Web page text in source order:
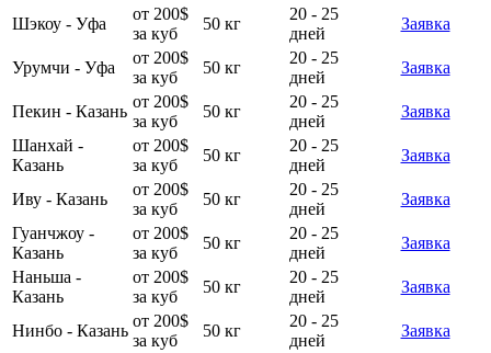
Шэкоу - Уфа
от 200$
за куб
50 кг
20 - 25
дней
Заявка
Урумчи - Уфа
от 200$
за куб
50 кг
20 - 25
дней
Заявка
Пекин - Казань
от 200$
за куб
50 кг
20 - 25
дней
Заявка
Шанхай -
Казань
от 200$
за куб
50 кг
20 - 25
дней
Заявка
Иву - Казань
от 200$
за куб
50 кг
20 - 25
дней
Заявка
Гуанчжоу -
Казань
от 200$
за куб
50 кг
20 - 25
дней
Заявка
Наньша -
Казань
от 200$
за куб
50 кг
20 - 25
дней
Заявка
Нинбо - Казань
от 200$
за куб
50 кг
20 - 25
дней
Заявка